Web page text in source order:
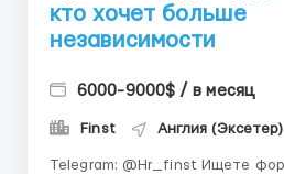
кто хочет больше
независимости
6000-9000$ / в месяц
Finst Англия (Эксетер)
Telegram: @Hr_finst Ищете формат работы без